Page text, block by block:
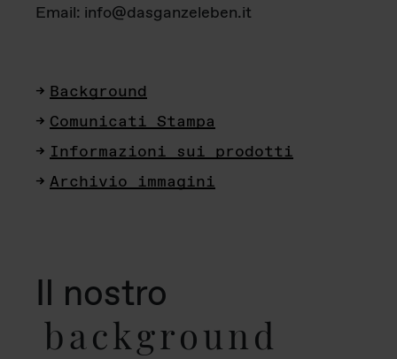
Email: info@dasganzeleben.it
Background
Comunicati Stampa
Informazioni sui prodotti
Archivio immagini
Il nostro
background